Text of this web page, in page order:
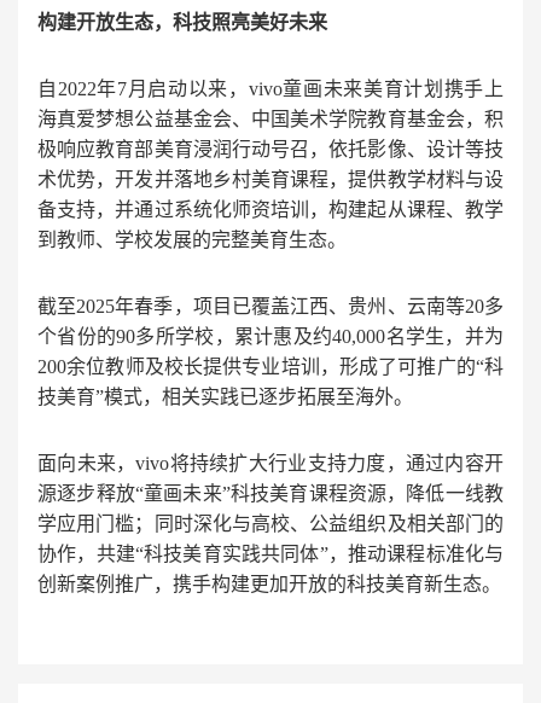
构建开放生态， 科技照亮美好未来
自2022年7月启动以来，vivo童画未来美育计划携手上
海真爱梦想公益基金会、中国美术学院教育基金会，积
极响应教育部美育浸润行动号召，依托影像、设计等技
术优势，开发并落地乡村美育课程，提供教学材料与设
备支持，并通过系统化师资培训，构建起从课程、教学
到教师、学校发展的完整美育生态。
截至2025年春季，项目已覆盖江西、贵州、云南等20多
个省份的90多所学校，累计惠及约40,000名学生，并为
200余位教师及校长提供专业培训，形成了可推广的“科
技美育”模式，相关实践已逐步拓展至海外。
面向未来，vivo将持续扩大行业支持力度，通过内容开
源逐步释放“童画未来”科技美育课程资源，降低一线教
学应用门槛；同时深化与高校、公益组织及相关部门的
协作，共建“科技美育实践共同体”，推动课程标准化与
创新案例推广，携手构建更加开放的科技美育新生态。